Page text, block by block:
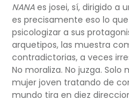
NANA es josei, sí, dirigido a
es precisamente eso lo
psicologizar a sus
arquetipos, las muestra
contradictorias, a veces
No moraliza. No juzga.
mujer joven tratando de
mundo tira en diez